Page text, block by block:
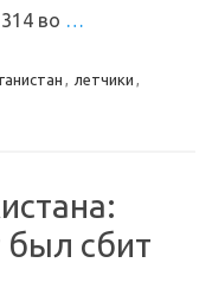
во …
, летчики ,
был сбит